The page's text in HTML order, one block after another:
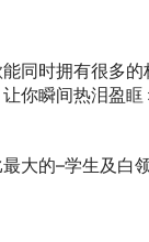
时拥有很多的
你瞬间热泪盈
大的–学生及白